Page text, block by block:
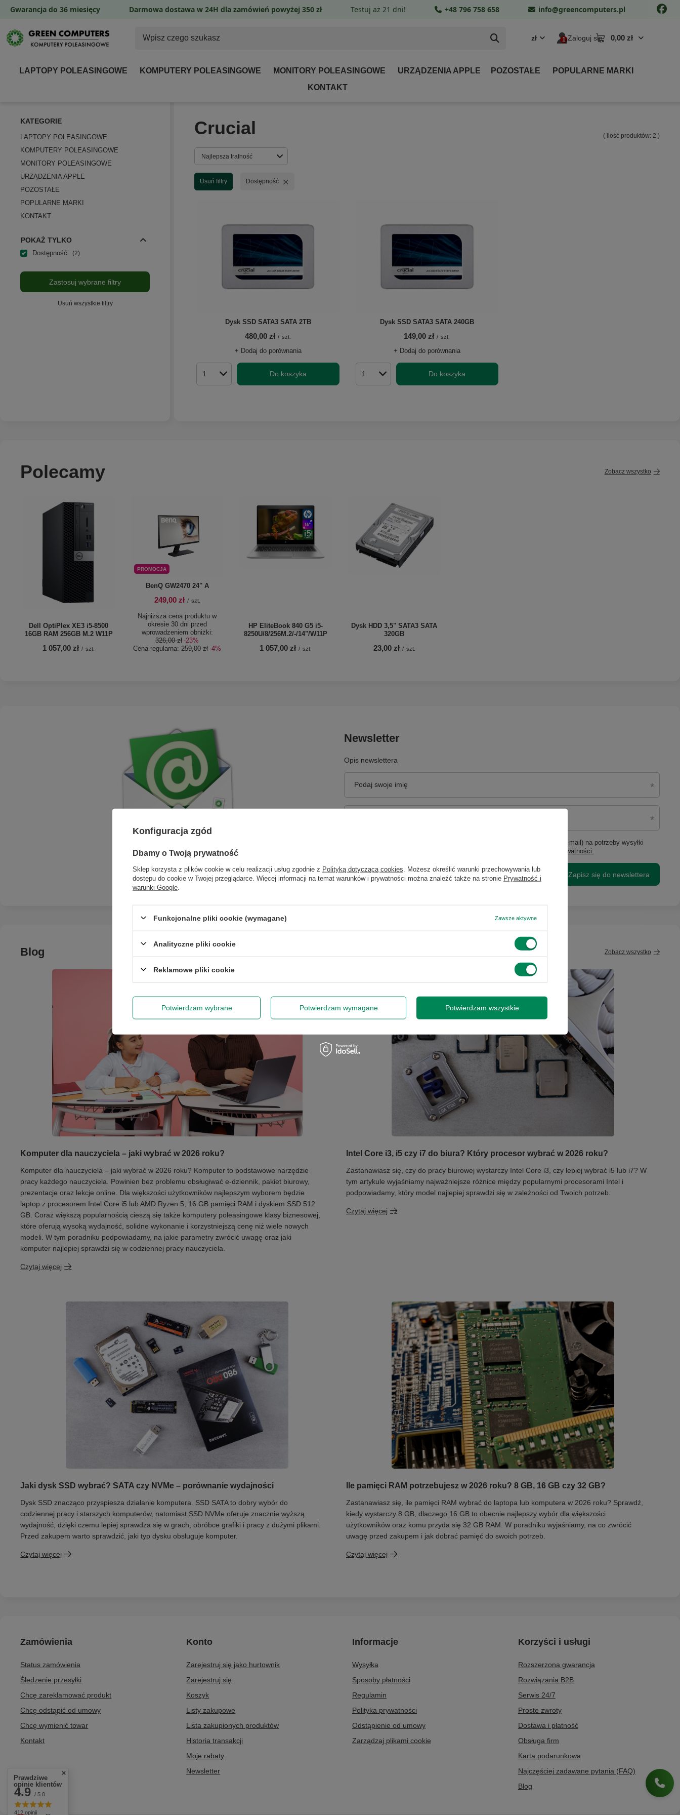
zł Zaloguj się 0,00 zł
LAPTOPY POLEASINGOWE KOMPUTERY POLEASINGOWE MONITORY POLEASINGOWE URZĄDZENIA APPLE POZOSTAŁE
POPULARNE MARKI
KONTAKT
KATEGORIE
LAPTOPY POLEASINGOWE
KOMPUTERY POLEASINGOWE
MONITORY POLEASINGOWE
URZĄDZENIA APPLE
POZOSTAŁE
POPULARNE MARKI
KONTAKT
POKAŻ TYLKO
Dostępność 2
Zastosuj wybrane filtry
Usuń wszystkie filtry
Crucial ( ilość produktów: 2 )
Zmień sortowanie
Najlepsza trafność
Usuń filtry Usuń filtr
Dostępność
Dysk SSD SATA3 SATA 2TB
480,00 zł / szt.
+ Dodaj do porównania
Ilość produktów Do koszyka
Dysk SSD SATA3 SATA 240GB
149,00 zł / szt.
+ Dodaj do porównania
Ilość produktów Do koszyka
Polecamy Zobacz wszystko
Dell OptiPlex XE3 i5-8500
16GB RAM 256GB M.2 W11P
1 057,00 zł / szt.
PROMOCJA
BenQ GW2470 24" A
249,00 zł / szt.
Najniższa cena produktu w
okresie 30 dni przed
wprowadzeniem obniżki:
326,00 zł -23%
Cena regularna:259,00 zł -4%
HP EliteBook 840 G5 i5-
8250U/8/256M.2/-/14"/W11P
1 057,00 zł / szt.
Dysk HDD 3,5" SATA3 SATA
320GB
23,00 zł / szt.
Newsletter
Opis newslettera
Podaj swoje imię
Wyrażam zgodę na przetwarzanie moich danych osobowych (adres e-mail) na potrzeby wysyłki
polityce prywatności.
Zapisz się do newslettera
Blog Zobacz wszystko
Komputer dla nauczyciela – jaki wybrać w 2026 roku?
Komputer dla nauczyciela – jaki wybrać w 2026 roku? Komputer to podstawowe narzędzie
pracy każdego nauczyciela. Powinien bez problemu obsługiwać e-dziennik, pakiet biurowy,
prezentacje oraz lekcje online. Dla większości użytkowników najlepszym wyborem będzie
laptop z procesorem Intel Core i5 lub AMD Ryzen 5, 16 GB pamięci RAM i dyskiem SSD 512
GB. Coraz większą popularnością cieszą się także komputery poleasingowe klasy biznesowej,
które oferują wysoką wydajność, solidne wykonanie i korzystniejszą cenę niż wiele nowych
modeli. W tym poradniku podpowiadamy, na jakie parametry zwrócić uwagę oraz jaki
komputer najlepiej sprawdzi się w codziennej pracy nauczyciela.
Czytaj więcej
Intel Core i3, i5 czy i7 do biura? Który procesor wybrać w 2026 roku?
Zastanawiasz się, czy do pracy biurowej wystarczy Intel Core i3, czy lepiej wybrać i5 lub i7? W
tym artykule wyjaśniamy najważniejsze różnice między popularnymi procesorami Intel i
podpowiadamy, który model najlepiej sprawdzi się w zależności od Twoich potrzeb.
Czytaj więcej
Jaki dysk SSD wybrać? SATA czy NVMe – porównanie wydajności
Dysk SSD znacząco przyspiesza działanie komputera. SSD SATA to dobry wybór do
codziennej pracy i starszych komputerów, natomiast SSD NVMe oferuje znacznie wyższą
wydajność, dzięki czemu lepiej sprawdza się w grach, obróbce grafiki i pracy z dużymi plikami.
Przed zakupem warto sprawdzić, jaki typ dysku obsługuje komputer.
Czytaj więcej
Ile pamięci RAM potrzebujesz w 2026 roku? 8 GB, 16 GB czy 32 GB?
Zastanawiasz się, ile pamięci RAM wybrać do laptopa lub komputera w 2026 roku? Sprawdź,
kiedy wystarczy 8 GB, dlaczego 16 GB to obecnie najlepszy wybór dla większości
użytkowników oraz komu przyda się 32 GB RAM. W poradniku wyjaśniamy, na co zwrócić
uwagę przed zakupem i jak dobrać pamięć do swoich potrzeb.
Czytaj więcej
Zamówienia
Status zamówienia
Śledzenie przesyłki
Chcę zareklamować produkt
Chcę odstąpić od umowy
Chcę wymienić towar
Kontakt
Konto
Zarejestruj się jako hurtownik
Zarejestruj się
Koszyk
Listy zakupowe
Lista zakupionych produktów
Historia transakcji
Moje rabaty
Newsletter
Informacje
Wysyłka
Sposoby płatności
Regulamin
Polityka prywatności
Odstąpienie od umowy
Zarządzaj plikami cookie
Korzyści i usługi
Rozszerzona gwarancja
Rozwiązania B2B
Serwis 24/7
Proste zwroty
Dostawa i płatność
Obsługa firm
Karta podarunkowa
Najczęściej zadawane pytania (FAQ)
Blog
Prawdziwe
opinie klientów
4.9 / 5.0
412 opinii
Gwarancja do 36 miesięcy Darmowa dostawa w 24H dla zamówień powyżej 350 zł Testuj aż 21 dni! +48 796 758 658 info@greencomputers.pl
Konfiguracja zgód
Dbamy o Twoją prywatność
Sklep korzysta z plików cookie w celu realizacji usług zgodnie z Polityką dotyczącą cookies . Możesz określić warunki przechowywania lub
dostępu do cookie w Twojej przeglądarce. Więcej informacji na temat warunków i prywatności można znaleźć także na stronie Prywatność i
warunki Google
Funkcjonalne pliki cookie (wymagane) Zawsze aktywne
Analityczne pliki cookie
Reklamowe pliki cookie
Potwierdzam wybrane Potwierdzam wymagane Potwierdzam wszystkie